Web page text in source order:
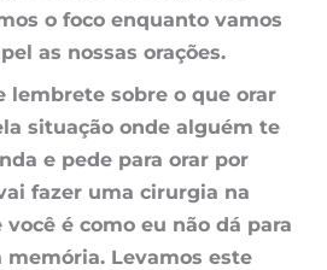
o foco enquanto vamos
as nossas orações.
lembrete sobre o que orar
situação onde alguém te
e pede para orar por
fazer uma cirurgia na
você é como eu não dá para
memória. Levamos este